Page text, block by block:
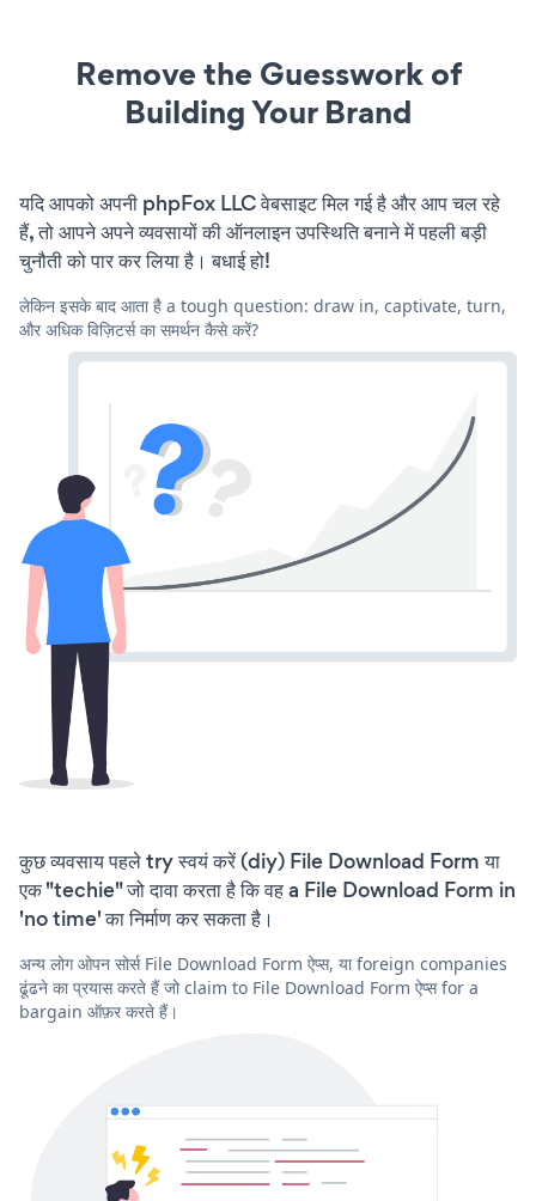
Remove the Guesswork of
Building Your Brand
यदि आपको अपनी phpFox LLC वेबसाइट मिल गई है और आप चल रहे
हैं, तो आपने अपने व्यवसायों की ऑनलाइन उपस्थिति बनाने में पहली बड़ी
चुनौती को पार कर लिया है। बधाई हो!
लेकिन इसके बाद आता है a tough question: draw in, captivate, turn,
और अधिक विज़िटर्स का समर्थन कैसे करें?
कुछ व्यवसाय पहले try स्वयं करें (diy) File Download Form या
एक "techie" जो दावा करता है कि वह a File Download Form in
'no time' का निर्माण कर सकता है।
अन्य लोग ओपन सोर्स File Download Form ऐप्स, या foreign companies
ढूंढने का प्रयास करते हैं जो claim to File Download Form ऐप्स for a
bargain ऑफ़र करते हैं।